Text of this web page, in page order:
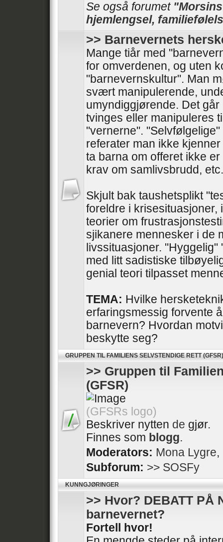
Se også forumet
hjemlengsel,
>> Barnevernets
Mange tiår med
for omverdenen, og uten
"barnevernskultur". Man
svært manipulerende,
umyndiggjørende. Det
tvinges eller manipuleres
"vernerne".
referater man ikke
ta barna om offeret ikke
krav om samlivsbrudd, etc.
Skjult bak taushetsplikt
foreldre i krisesituasjoner,
teorier om
sjikanere mennesker i de
livssituasjoner.
med litt sadistiske
genial teori tilpasset
TEMA: Hvilke
erfaringsmessig forvente
barnevern? Hvordan
beskytte seg?
GRUPPEN TIL FAMILIENS SELVSTENDIGE RETT (GFSR)
>> Gruppen til
(GFSR)
(GFSRs logo)
Beskriver nytten de gjør.
Finnes som blogg.
Moderators: Mona Lygre,
Subforum: >> SOSFy
KUNNGJØRINGER
>> Hvor? DEBATT PÅ
barnevernet?
Fortell hvor!